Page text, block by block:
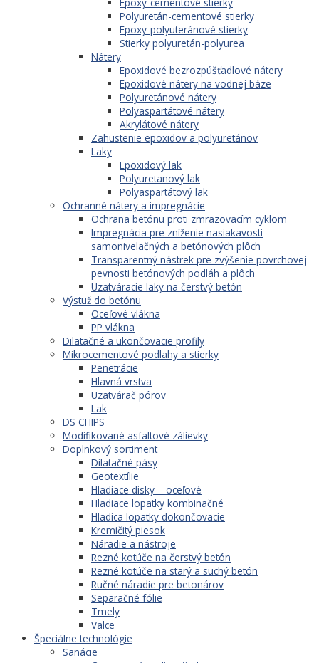
Polyuretán-cementové stierky
Epoxy-polyuteránové stierky
Stierky polyuretán-polyurea
Nátery
Epoxidové bezrozpúšťadlové nátery
Epoxidové nátery na vodnej báze
Polyuretánové nátery
Polyaspartátové nátery
Akrylátové nátery
Zahustenie epoxidov a polyuretánov
Laky
Epoxidový lak
Polyuretanový lak
Polyaspartátový lak
Ochranné nátery a impregnácie
Ochrana betónu proti zmrazovacím cyklom
Impregnácia pre zníženie nasiakavosti
samonivelačných a betónových plôch
Transparentný nástrek pre zvýšenie povrchovej
pevnosti betónových podláh a plôch
Uzatváracie laky na čerstvý betón
Výstuž do betónu
Oceľové vlákna
PP vlákna
Dilatačné a ukončovacie profily
Mikrocementové podlahy a stierky
Penetrácie
Hlavná vrstva
Uzatvárač pórov
Lak
DS CHIPS
Modifikované asfaltové zálievky
Doplnkový sortiment
Dilatačné pásy
Geotextílie
Hladiace disky – oceľové
Hladiace lopatky kombinačné
Hladica lopatky dokončovacie
Kremičitý piesok
Náradie a nástroje
Rezné kotúče na čerstvý betón
Rezné kotúče na starý a suchý betón
Ručné náradie pre betonárov
Separačné fólie
Tmely
Valce
Špeciálne technológie
Sanácie